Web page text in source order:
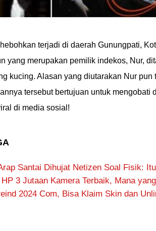
terjadi di daerah Gunungpati,
yang merupakan pemilik indekos, Nur,
kucing. Alasan yang diutarakan Nur
tersebut bertujuan untuk mengobati
di media sosial!
Santai Dihujat Netizen Soal Fisik:
3 Jutaan Kamera Terbaik, Mana
2024 Com, Bisa Klaim Skin dan